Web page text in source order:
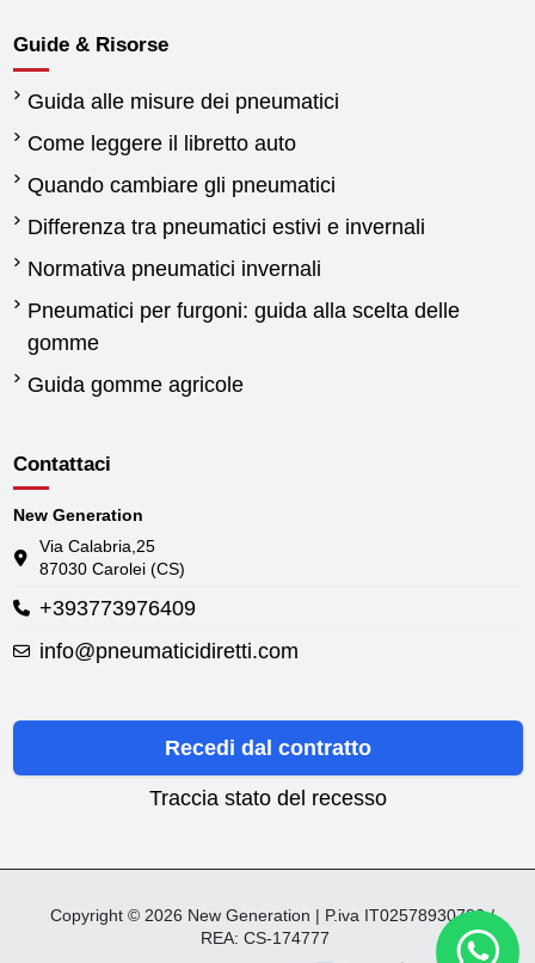
Guide & Risorse
Guida alle misure dei pneumatici
Come leggere il libretto auto
Quando cambiare gli pneumatici
Differenza tra pneumatici estivi e invernali
Normativa pneumatici invernali
Pneumatici per furgoni: guida alla scelta delle
gomme
Guida gomme agricole
Contattaci
New Generation
Via Calabria,25
87030 Carolei (CS)
+393773976409
info@pneumaticidiretti.com
Recedi dal contratto
Traccia stato del recesso
Copyright © 2026 New Generation | P.iva IT02578930782 /
REA: CS-174777